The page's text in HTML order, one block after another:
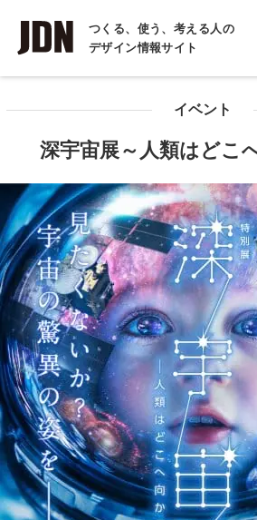
つくる、使う、考える人の
デザイン情報サイト
INTERVIEW
インタビュー
コラム
イベント
深宇宙展～人類はどこ